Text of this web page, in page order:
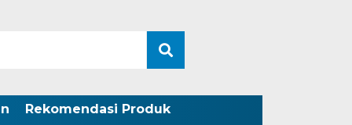
Rekomendasi Produk